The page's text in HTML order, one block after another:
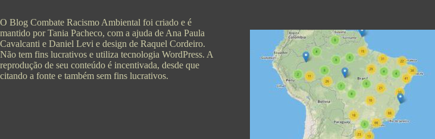
O Blog Combate Racismo Ambiental foi criado e é
mantido por Tania Pacheco, com a ajuda de Ana Paula
Cavalcanti e Daniel Levi e design de Raquel Cordeiro.
Não tem fins lucrativos e utiliza tecnologia WordPress. A
reprodução de seu conteúdo é incentivada, desde que
citando a fonte e também sem fins lucrativos.